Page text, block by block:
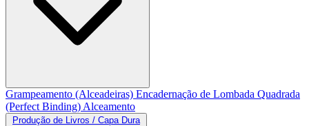
Grampeamento (Alceadeiras) Encadernação de Lombada Quadrada
(Perfect Binding) Alceamento
Produção de Livros / Capa Dura